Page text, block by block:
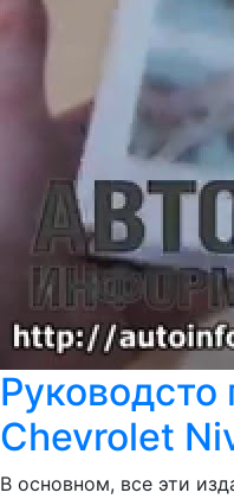
Chevrolet
В основном, все эти